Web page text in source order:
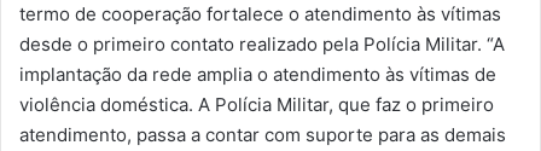
termo de cooperação fortalece o atendimento às vítimas
desde o primeiro contato realizado pela Polícia Militar. “A
implantação da rede amplia o atendimento às vítimas de
violência doméstica. A Polícia Militar, que faz o primeiro
atendimento, passa a contar com suporte para as demais